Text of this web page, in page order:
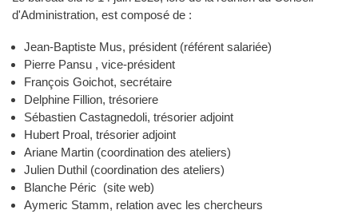
d'Administration, est composé de :
Jean-Baptiste Mus, président (référent salariée)
Pierre Pansu , vice-président
François Goichot, secrétaire
Delphine Fillion, trésoriere
Sébastien Castagnedoli, trésorier adjoint
Hubert Proal, trésorier adjoint
Ariane Martin (coordination des ateliers)
Julien Duthil (coordination des ateliers)
Blanche Péric (site web)
Aymeric Stamm, relation avec les chercheurs